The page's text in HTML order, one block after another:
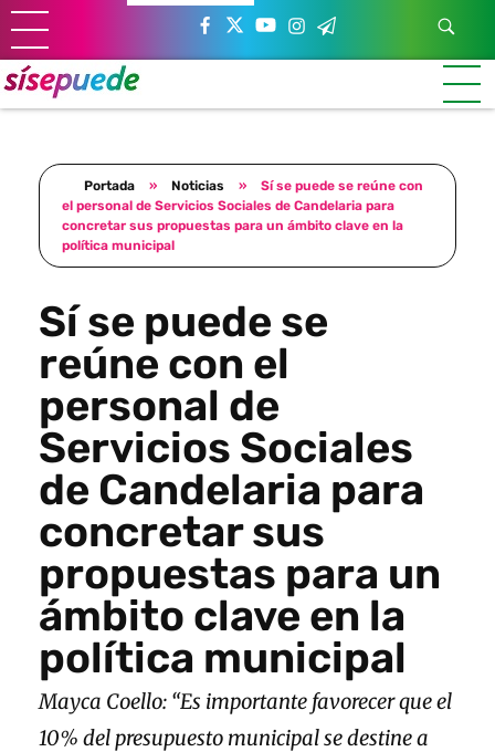
Sí se puede Canarias
Únete al movimiento ecosocialista
Portada » Noticias »
Sí se puede se reúne con
el personal de Servicios Sociales de Candelaria para
concretar sus propuestas para un ámbito clave en la
política municipal
Sí se puede se
reúne con el
personal de
Servicios Sociales
de Candelaria para
concretar sus
propuestas para un
ámbito clave en la
política municipal
Mayca Coello: “Es importante favorecer que el
10% del presupuesto municipal se destine a